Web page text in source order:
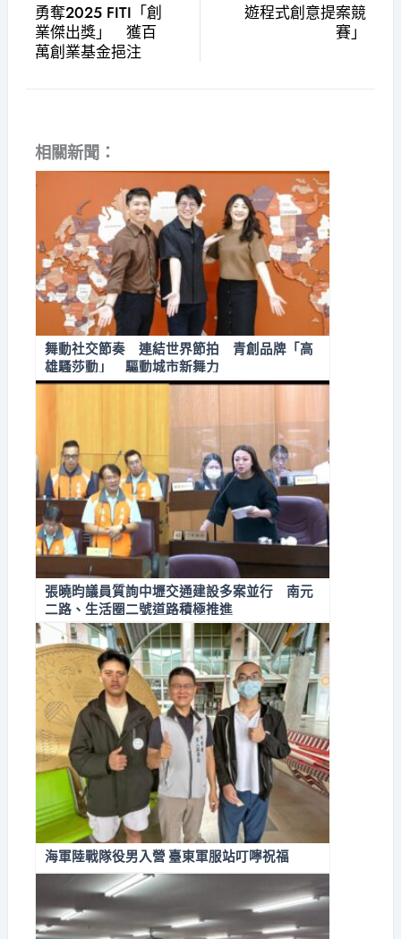
勇奪2025 FITI「創
業傑出獎」 獲百
萬創業基金挹注
遊程式創意提案競
賽」
相關新聞：
舞動社交節奏 連結世界節拍 青創品牌「高
雄騷莎動」 驅動城市新舞力
張曉昀議員質詢中壢交通建設多案並行 南元
二路、生活圈二號道路積極推進
海軍陸戰隊役男入營 臺東軍服站叮嚀祝福